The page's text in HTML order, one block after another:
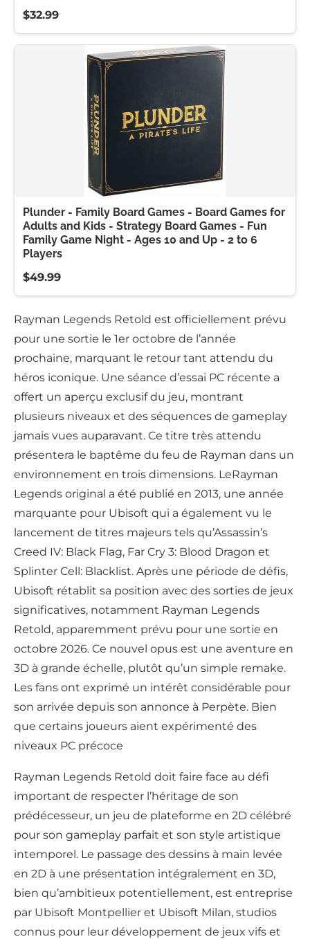
$32.99
Plunder - Family Board Games - Board Games for
Adults and Kids - Strategy Board Games - Fun
Family Game Night - Ages 10 and Up - 2 to 6
Players
$49.99
Rayman Legends Retold est officiellement prévu
pour une sortie le 1er octobre de l’année
prochaine, marquant le retour tant attendu du
héros iconique. Une séance d’essai PC récente a
offert un aperçu exclusif du jeu, montrant
plusieurs niveaux et des séquences de gameplay
jamais vues auparavant. Ce titre très attendu
présentera le baptême du feu de Rayman dans un
environnement en trois dimensions. LeRayman
Legends original a été publié en 2013, une année
marquante pour Ubisoft qui a également vu le
lancement de titres majeurs tels qu’Assassin’s
Creed IV: Black Flag, Far Cry 3: Blood Dragon et
Splinter Cell: Blacklist. Après une période de défis,
Ubisoft rétablit sa position avec des sorties de jeux
significatives, notamment Rayman Legends
Retold, apparemment prévu pour une sortie en
octobre 2026. Ce nouvel opus est une aventure en
3D à grande échelle, plutôt qu’un simple remake.
Les fans ont exprimé un intérêt considérable pour
son arrivée depuis son annonce à Perpète. Bien
que certains joueurs aient expérimenté des
niveaux PC précoce
Rayman Legends Retold doit faire face au défi
important de respecter l’héritage de son
prédécesseur, un jeu de plateforme en 2D célébré
pour son gameplay parfait et son style artistique
intemporel. Le passage des dessins à main levée
en 2D à une présentation intégralement en 3D,
bien qu’ambitieux potentiellement, est entreprise
par Ubisoft Montpellier et Ubisoft Milan, studios
connus pour leur développement de jeux vifs et